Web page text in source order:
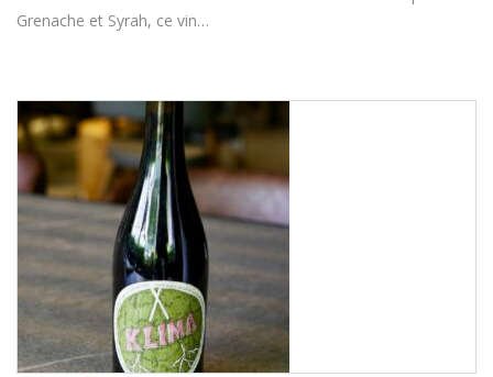
Grenache et Syrah, ce vin…